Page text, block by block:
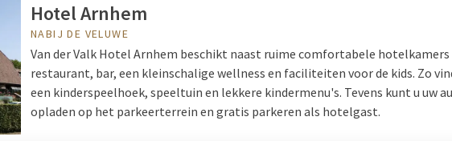
Hotel Arnhem
NABIJ DE VELUWE
Van der Valk Hotel Arnhem beschikt naast ruime comfortabele hotelkamers
restaurant, bar, een kleinschalige wellness en faciliteiten voor de kids. Zo
een kinderspeelhoek, speeltuin en lekkere kindermenu's. Tevens kunt u uw
opladen op het parkeerterrein en gratis parkeren als hotelgast.